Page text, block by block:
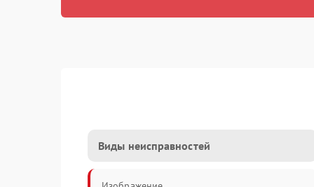
Виды неисправностей